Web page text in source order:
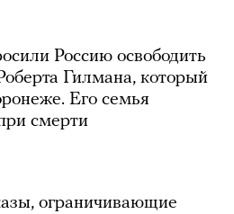
Россию освободить
Гилмана, который
Его семья
смерти
ограничивающие